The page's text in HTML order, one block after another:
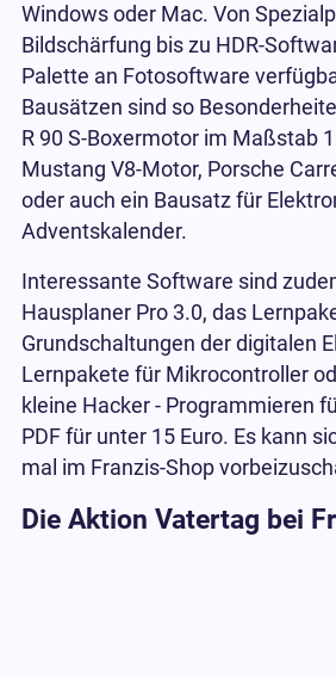
Windows oder Mac. Von
Bildschärfung bis zu HDR-
Palette an Fotosoftware
Bausätzen sind so
R 90 S-Boxermotor im Maßstab
Mustang V8-Motor, Porsche
oder auch ein Bausatz für
Adventskalender.
Interessante Software sind
Hausplaner Pro 3.0, das
Grundschaltungen der digitalen
Lernpakete für Mikrocontroller
kleine Hacker - Programmieren
PDF für unter 15 Euro. Es kann
mal im Franzis-Shop
Die Aktion Vatertag bei